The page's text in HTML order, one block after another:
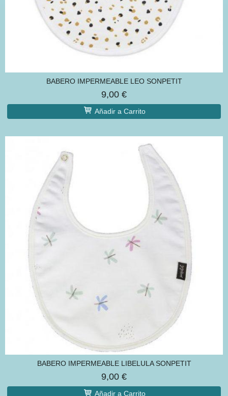
BABERO IMPERMEABLE LEO SONPETIT
9,00 €
Añadir a Carrito
BABERO IMPERMEABLE LIBELULA SONPETIT
9,00 €
Añadir a Carrito